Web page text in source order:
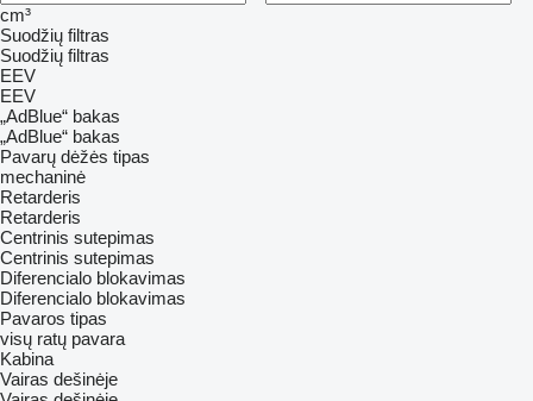
cm³
Suodžių filtras
Suodžių filtras
EEV
EEV
„AdBlue“ bakas
„AdBlue“ bakas
Pavarų dėžės tipas
mechaninė
Retarderis
Retarderis
Centrinis sutepimas
Centrinis sutepimas
Diferencialo blokavimas
Diferencialo blokavimas
Pavaros tipas
visų ratų pavara
Kabina
Vairas dešinėje